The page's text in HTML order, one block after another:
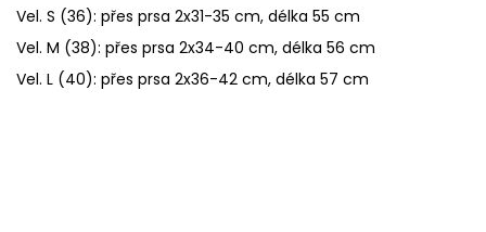
Vel. S (36): přes prsa 2x31-35 cm, délka 55 cm
Vel. M (38): přes prsa 2x34-40 cm, délka 56 cm
Vel. L (40): přes prsa 2x36-42 cm, délka 57 cm